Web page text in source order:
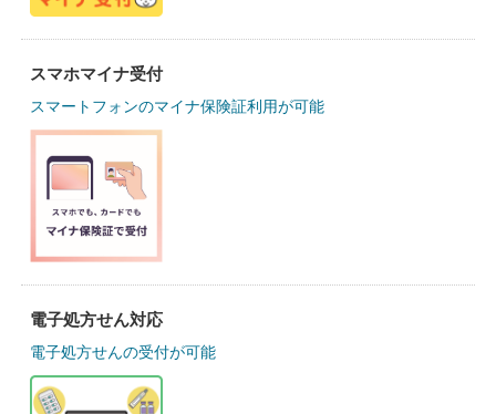
スマホマイナ受付
スマートフォンのマイナ保険証利用が可能
電子処方せん対応
電子処方せんの受付が可能